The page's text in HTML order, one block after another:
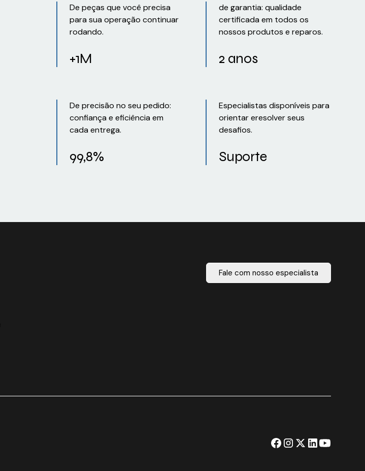
De peças que você precisa
para sua operação continuar
rodando.
+1M
de garantia: qualidade
certificada em todos os
nossos produtos e reparos.
2 anos
De precisão no seu pedido:
confiança e eficiência em
cada entrega.
99,8%
Especialistas disponíveis para
orientar eresolver seus
desafios.
Suporte
Fale com nosso especialista